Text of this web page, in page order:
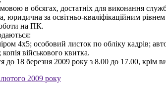
в обсягах, достатніх для виконання
юридична за освітньо-кваліфікаційним рівнем
на ПК.
4х5; особовий листок по обліку кадрів;
військового квитка.
18 березня 2009 року з 8.00 до 17.00, крім
2009 року